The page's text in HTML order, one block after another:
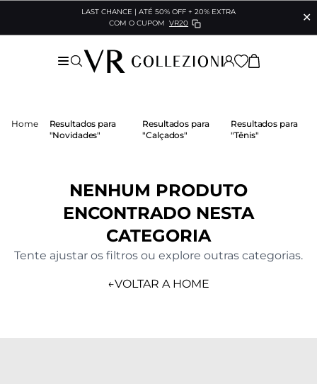
LAST CHANCE | ATÉ 50% OFF + 20% EXTRA
COM O CUPOM VR20 ✕
Home
Resultados para
"Novidades"
Resultados para
"Calçados"
Resultados para
"Tênis"
NENHUM PRODUTO
ENCONTRADO NESTA
CATEGORIA
Tente ajustar os filtros ou explore outras categorias.
←VOLTAR A HOME